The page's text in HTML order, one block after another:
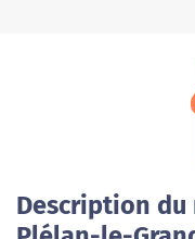
Description du